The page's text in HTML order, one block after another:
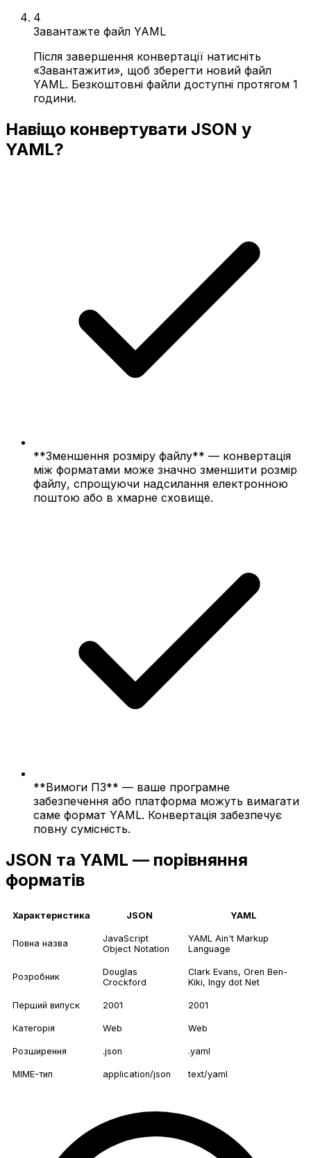
4
Завантажте файл YAML
Після завершення конвертації натисніть
«Завантажити», щоб зберегти новий файл
YAML. Безкоштовні файли доступні протягом 1
години.
Навіщо конвертувати JSON у
YAML?
**Зменшення розміру файлу** — конвертація
між форматами може значно зменшити розмір
файлу, спрощуючи надсилання електронною
поштою або в хмарне сховище.
**Вимоги ПЗ** — ваше програмне
забезпечення або платформа можуть вимагати
саме формат YAML. Конвертація забезпечує
повну сумісність.
JSON та YAML — порівняння
форматів
Характеристика JSON YAML
Повна назва
JavaScript
Object Notation
YAML Ain't Markup
Language
Розробник
Douglas
Crockford
Clark Evans, Oren Ben-
Kiki, Ingy dot Net
Перший випуск 2001 2001
Категорія Web Web
Розширення .json .yaml
MIME-тип application/json text/yaml